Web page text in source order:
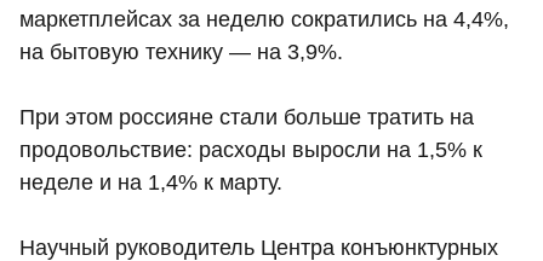
маркетплейсах за неделю сократились на 4,4%,
на бытовую технику — на 3,9%.
При этом россияне стали больше тратить на
продовольствие: расходы выросли на 1,5% к
неделе и на 1,4% к марту.
Научный руководитель Центра конъюнктурных